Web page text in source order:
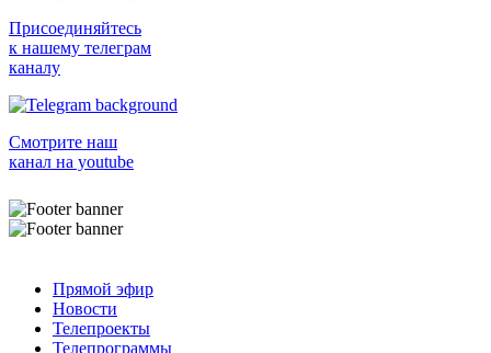
Присоединяйтесь
к нашему телеграм
каналу
Смотрите наш
канал на youtube
Прямой эфир
Новости
Телепроекты
Телепрограммы